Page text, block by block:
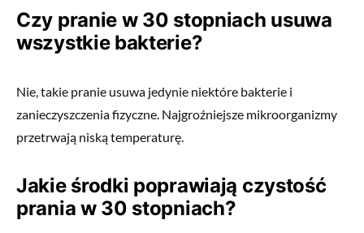
Czy pranie w 30 stopniach usuwa
wszystkie bakterie?
Nie, takie pranie usuwa jedynie niektóre bakterie i
zanieczyszczenia fizyczne. Najgroźniejsze mikroorganizmy
przetrwają niską temperaturę.
Jakie środki poprawiają czystość
prania w 30 stopniach?